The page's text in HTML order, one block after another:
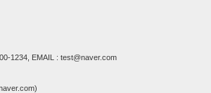
1234, EMAIL : test@naver.com